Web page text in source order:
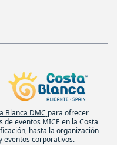
Blanca DMC para ofrecer
eventos MICE en la Costa
hasta la organización
eventos corporativos.